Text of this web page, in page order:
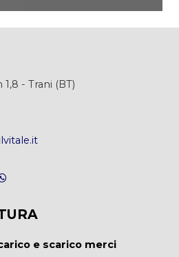
- Trani (BT)
e scarico merci